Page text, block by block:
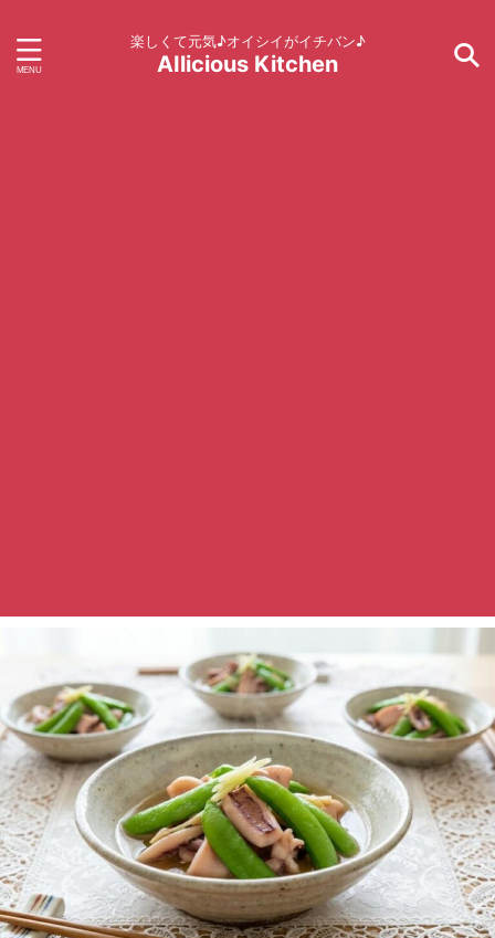
楽しくて元気♪オイシイがイチバン♪
AIlicious Kitchen